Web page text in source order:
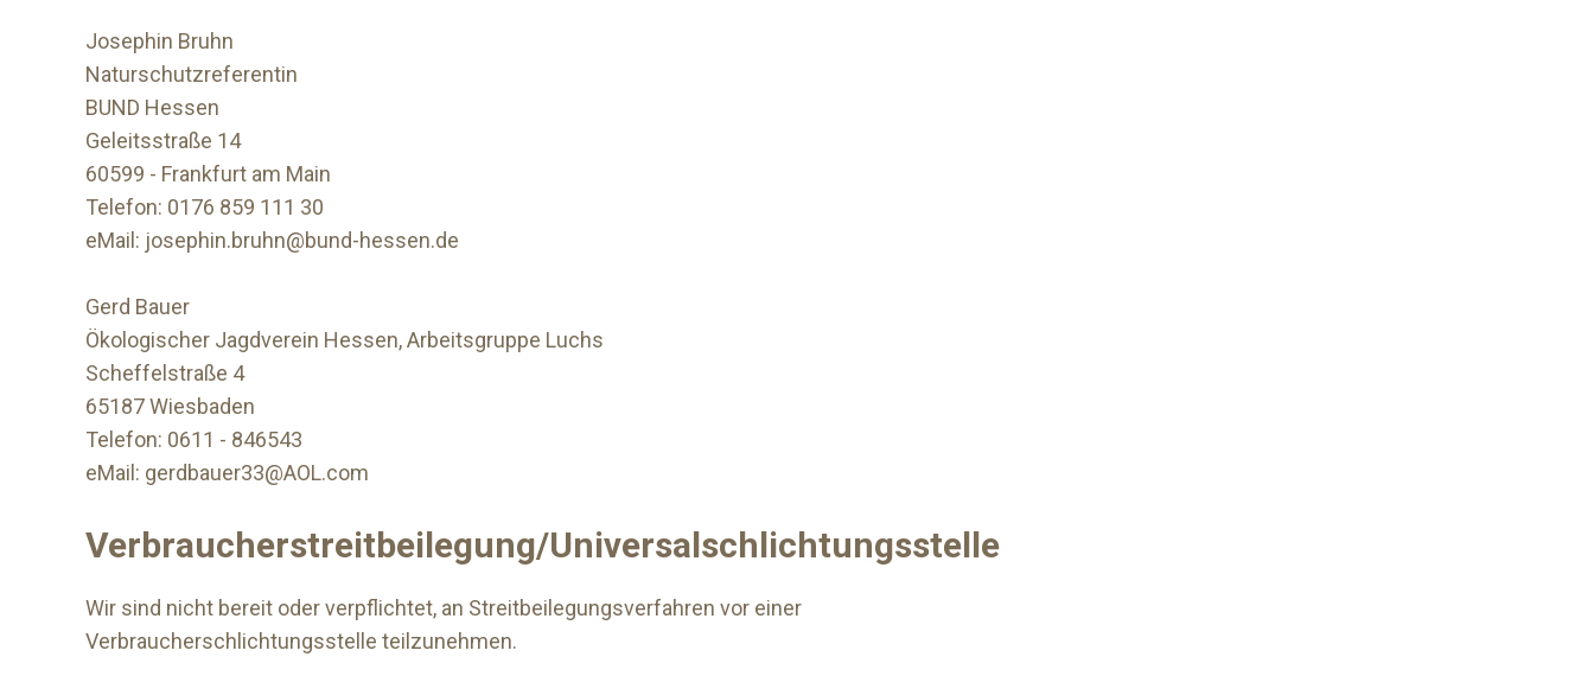
Josephin Bruhn
Naturschutzreferentin
BUND Hessen
Geleitsstraße 14
60599 - Frankfurt am Main
Telefon: 0176 859 111 30
eMail: josephin.bruhn@bund-hessen.de
Gerd Bauer
Ökologischer Jagdverein Hessen, Arbeitsgruppe Luchs
Scheffelstraße 4
65187 Wiesbaden
Telefon: 0611 - 846543
eMail: gerdbauer33@AOL.com
Verbraucher­streit­beilegung/Universal­schlichtungs­stelle
Wir sind nicht bereit oder verpflichtet, an Streitbeilegungsverfahren vor einer
Verbraucherschlichtungsstelle teilzunehmen.